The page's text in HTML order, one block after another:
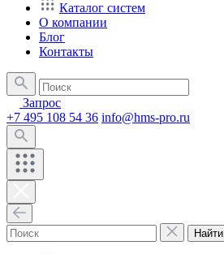
Каталог систем
О компании
Блог
Контакты
Запрос
+7 495 108 54 36 info@hms-pro.ru
Найти